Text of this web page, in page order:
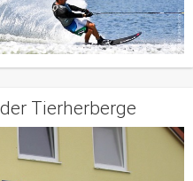
Tierherberge